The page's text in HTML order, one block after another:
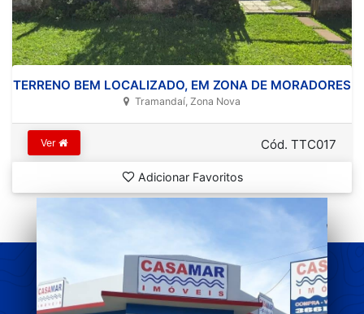
TERRENO BEM LOCALIZADO, EM ZONA DE MORADORES
Tramandaí, Zona Nova
Ver Cód. TTC017
Adicionar Favoritos